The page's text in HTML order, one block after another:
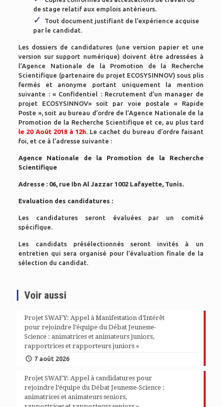
de stage relatif aux emplois antérieurs.
Tout document justifiant de l’expérience acquise
par le candidat.
Les dossiers de candidatures (une version papier et une
version sur support numérique) doivent être adressées à
l’Agence Nationale de la Promotion de la Recherche
Scientifique (partenaire du projet ECOSYSINNOV) sous plis
fermés et anonyme portant uniquement la mention
suivante : « Confidentiel : Recrutement d’un manager de
projet ECOSYSINNOV» soit par voie postale « Rapide
Poste », soit au bureau d’ordre de l’Agence Nationale de la
Promotion de la Recherche Scientifique et ce, au plus tard
le 20 Août 2018 à 12h. Le cachet du bureau d’ordre faisant
foi, et ce à l’adresse suivante :
Agence Nationale de la Promotion de la Recherche
Scientifique
Adresse : 06, rue Ibn Al Jazzar 1002 Lafayette, Tunis.
Evaluation des candidatures :
Les candidatures seront évaluées par un comité
spécifique.
Les candidats présélectionnés seront invités à un
entretien qui sera organisé pour l’évaluation finale de la
sélection du candidat.
Voir aussi
Projet SWAFY: Appel à Manifestation d’Intérêt
pour rejoindre l’équipe du Débat Jeunesse-
Science : animatrices et animateurs juniors,
rapportrices et rapporteurs juniors «
7 août 2026
Projet SWAFY: Appel à candidatures pour
rejoindre l’équipe du Débat Jeunesse-Science :
animatrices et animateurs seniors,